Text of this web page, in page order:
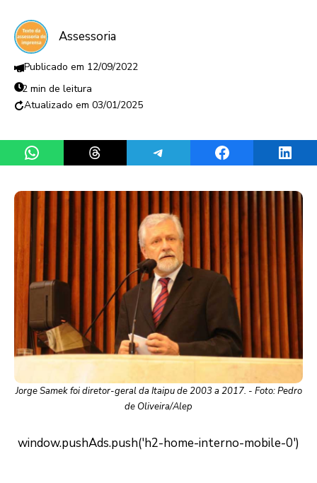
Assessoria
12/09/2022
2 min de leitura
03/01/2025
Share on WhatsAppShare on ThreadsShare on TelegramShare on Facebook
Jorge Samek foi diretor-geral da Itaipu de 2003 a 2017. - Foto: Pedro
de Oliveira/Alep